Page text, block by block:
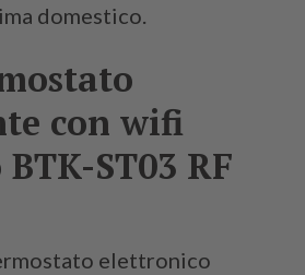
domestico.
con wifi
ST03 RF
elettronico